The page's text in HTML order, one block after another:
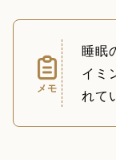
メモ
睡眠
イミ
れて